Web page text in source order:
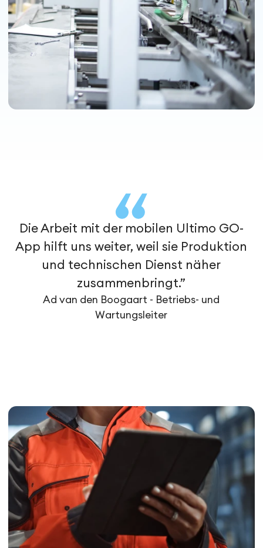
Die Arbeit mit der mobilen Ultimo GO-
App hilft uns weiter, weil sie Produktion
und technischen Dienst näher
zusammenbringt.”
Ad van den Boogaart - Betriebs- und
Wartungsleiter